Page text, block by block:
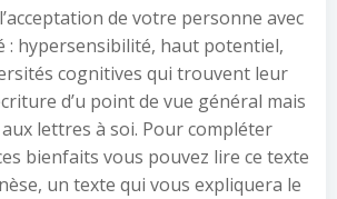
de votre personne avec
: hypersensibilité, haut potentiel,
cognitives qui trouvent leur
d’u point de vue général mais
lettres à soi. Pour compléter
bienfaits vous pouvez lire ce texte
un texte qui vous expliquera le